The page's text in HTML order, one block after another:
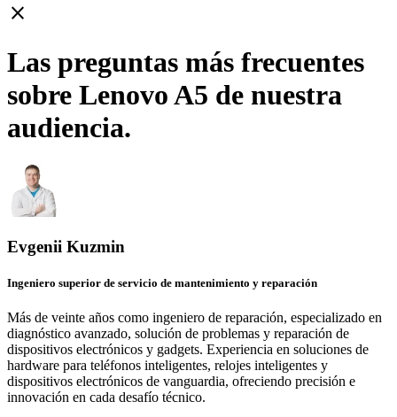
close
Las preguntas más frecuentes
sobre Lenovo A5 de nuestra
audiencia.
Evgenii Kuzmin
Ingeniero superior de servicio de mantenimiento y reparación
Más de veinte años como ingeniero de reparación, especializado en
diagnóstico avanzado, solución de problemas y reparación de
dispositivos electrónicos y gadgets. Experiencia en soluciones de
hardware para teléfonos inteligentes, relojes inteligentes y
dispositivos electrónicos de vanguardia, ofreciendo precisión e
innovación en cada desafío técnico.